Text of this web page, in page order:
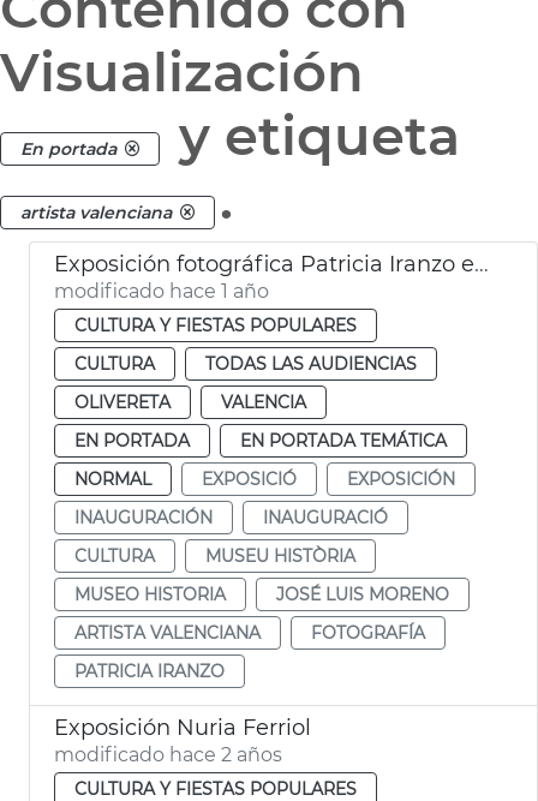
Visualización
En portada y etiqueta
artista valenciana .
Exposición fotográfica Patricia Iranzo en el Museo Historia de València
modificado hace 1 año
CULTURA Y FIESTAS POPULARES
CULTURA
TODAS LAS AUDIENCIAS
OLIVERETA
VALENCIA
EN PORTADA
EN PORTADA TEMÁTICA
NORMAL
EXPOSICIÓ
EXPOSICIÓN
INAUGURACIÓN
INAUGURACIÓ
CULTURA
MUSEU HISTÒRIA
MUSEO HISTORIA
JOSÉ LUIS MORENO
ARTISTA VALENCIANA
FOTOGRAFÍA
PATRICIA IRANZO
Exposición Nuria Ferriol
modificado hace 2 años
CULTURA Y FIESTAS POPULARES